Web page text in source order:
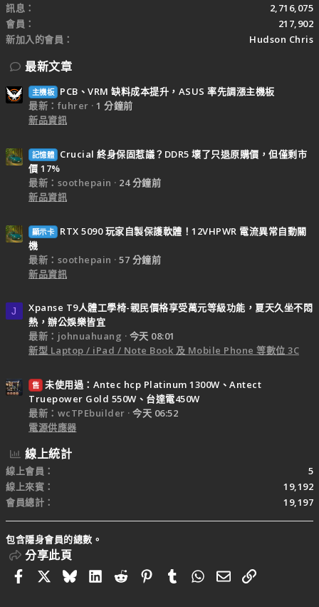
訊息
2,716,075
會員
217,902
新加入的會員
Hudson Chris
最新文章
主機板
PCB、VRM 缺料成本提升，ASUS 率先調漲主機板
最新：fuhrer
1 分鐘前
新品資訊
記憶體
Crucial 終身保固惹議？DDR5 壞了只退原購價，但僅剩市
價 17%
最新：soothepain
24 分鐘前
新品資訊
顯示卡
RTX 5090 玩家自製保護軟體！12VHPWR 電流異常自動關
機
最新：soothepain
57 分鐘前
新品資訊
J
Xpanse T9人體工學椅-親民價格享受萬元等級功能，夏天久坐不悶
熱，辦公娛樂皆宜
最新：johnuahuang
今天 08:01
新型 Laptop / iPad / Note Book 及 Mobile Phone 等數位 3C
售 未使用過：Antec hcp Platinum 1300W、Antect
Truepower Gold 550W、台達電450W
最新：wcTPEbuilder
今天 06:52
電源供應器
線上統計
線上會員
5
線上來賓
19,192
會員總計
19,197
包含隱身會員的總數。
分享此頁
FacebookBlueskyLinkedIn
RedditPinterestTumblrWhatsApp
電子郵件
連結